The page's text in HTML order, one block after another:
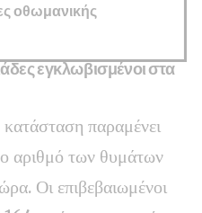
οθωμανικής
εγκλωβισμένοι στα
παραμένει
αριθμό των θυμάτων
Οι επιβεβαιωμένοι